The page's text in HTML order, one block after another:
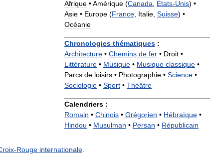
Afrique •Amérique (Canada, États-Unis) •
Asie • Europe (France, Italie, Suisse) •
Océanie
Chronologies thématiques :
Architecture • Chemins de fer • Droit •
Littérature • Musique • Musique classique •
Parcs de loisirs • Photographie • Science •
Sociologie • Sport • Théâtre
Calendriers :
Romain • Chinois • Grégorien • Hébraïque •
Hindou • Musulman • Persan • Républicain
-Rouge internationale